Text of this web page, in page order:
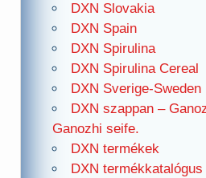
DXN Slovakia
DXN Spain
DXN Spirulina
DXN Spirulina Cereal
DXN Sverige-Sweden
DXN szappan –
Ganozhi seife.
DXN termékek
DXN termékkatalógus